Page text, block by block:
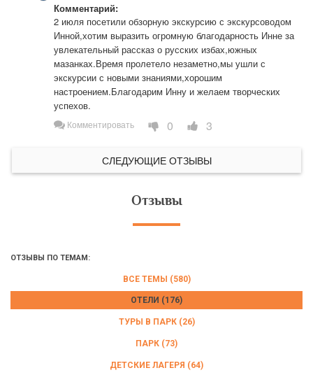
Комментарий:
2 июля посетили обзорную экскурсию с экскурсоводом
Инной,хотим выразить огромную благодарность Инне за
увлекательный рассказ о русских избах,южных
мазанках.Время пролетело незаметно,мы ушли с
экскурсии с новыми знаниями,хорошим
настроением.Благодарим Инну и желаем творческих
успехов.
Комментировать 0 3
СЛЕДУЮЩИЕ ОТЗЫВЫ
Отзывы
ОТЗЫВЫ ПО ТЕМАМ:
ВСЕ ТЕМЫ (580)
ОТЕЛИ (176)
ТУРЫ В ПАРК (26)
ПАРК (73)
ДЕТСКИЕ ЛАГЕРЯ (64)